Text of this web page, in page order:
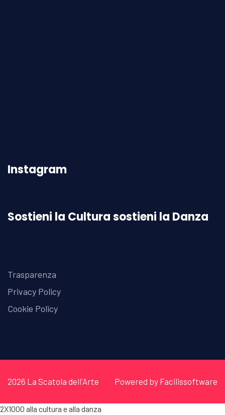
Instagram
Sostieni la Cultura sostieni la Danza
Trasparenza
Privacy Policy
Cookie Policy
2026 La Scatola dell'Arte Powered by Facilissoftware
2X1000 alla cultura e alla danza